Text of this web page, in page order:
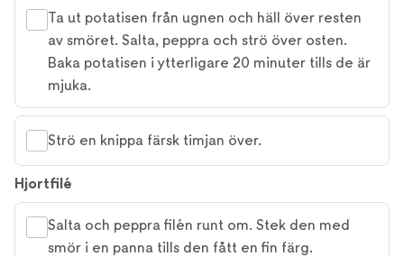
Ta ut potatisen från ugnen och häll över resten
av smöret. Salta, peppra och strö över osten.
Baka potatisen i ytterligare 20 minuter tills de är
mjuka.
Strö en knippa färsk timjan över.
Hjortfilé
Salta och peppra filén runt om. Stek den med
smör i en panna tills den fått en fin färg.